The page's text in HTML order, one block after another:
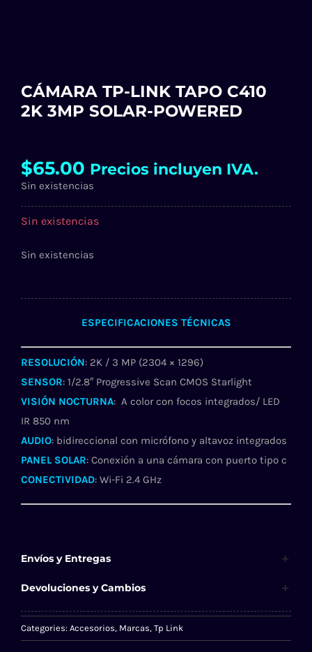
CÁMARA TP-LINK TAPO C410
2K 3MP SOLAR-POWERED
$65.00 Precios incluyen IVA.
Sin existencias
Sin existencias
Sin existencias
ESPECIFICACIONES TÉCNICAS
RESOLUCIÓN: 2K / 3 MP (2304 × 1296)
SENSOR: 1/2.8″ Progressive Scan CMOS Starlight
VISIÓN NOCTURNA: A color con focos integrados/ LED
IR 850 nm
AUDIO: bidireccional con micrófono y altavoz integrados
PANEL SOLAR: Conexión a una cámara con puerto tipo c
CONECTIVIDAD: Wi-Fi 2.4 GHz
Envíos y Entregas
Devoluciones y Cambios
Categories: Accesorios, Marcas, Tp Link